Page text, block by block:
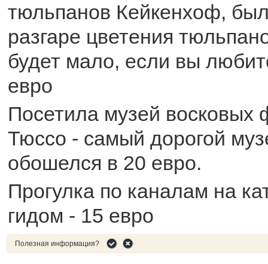
тюльпанов Кейкенхоф,
разгаре цветения
будет мало, если вы
евро
Посетила музей восковых
Тюссо - самый дорогой
обошелся в 20 евро.
Прогулка по каналам на
гидом - 15 евро
Полезная информация?